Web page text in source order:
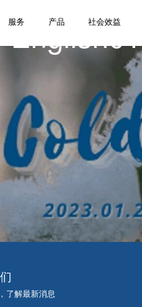
服务 产品 社会效益
English01
了解最新消息